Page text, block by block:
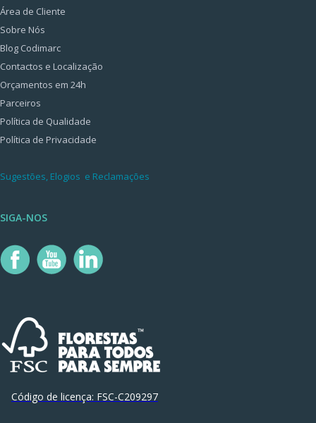
Área de Cliente
Sobre Nós
Blog Codimarc
Contactos e Localização
Orçamentos em 24h
Parceiros
Política de Qualidade
Política de Privacidade
Sugestões, Elogios e Reclamações
SIGA-NOS
Código de licença: FSC-C209297